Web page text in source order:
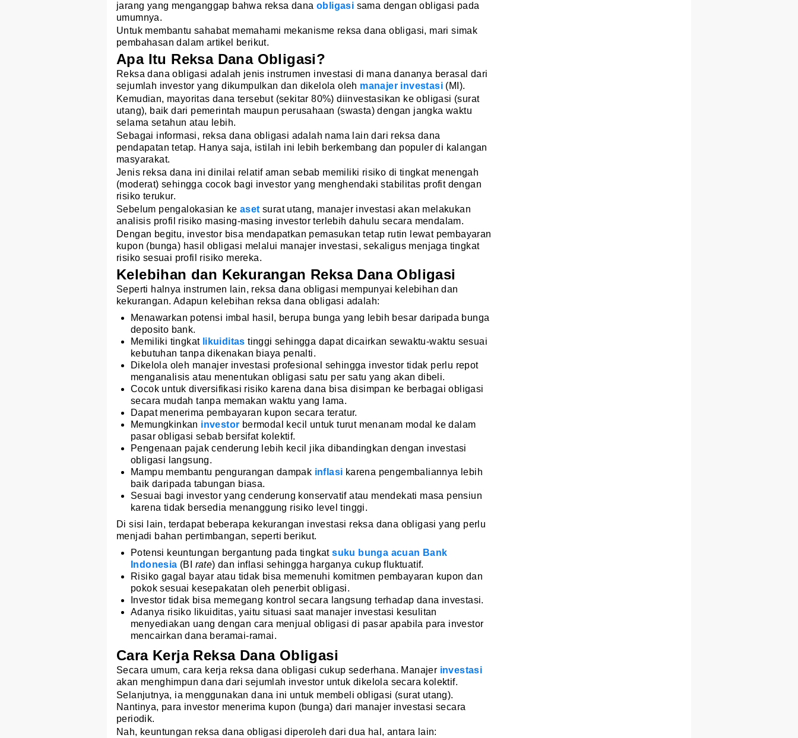
jarang yang menganggap bahwa reksa dana obligasi sama dengan obligasi pada
umumnya.
Untuk membantu sahabat memahami mekanisme reksa dana obligasi, mari simak
pembahasan dalam artikel berikut.
Apa Itu Reksa Dana Obligasi?
Reksa dana obligasi adalah jenis instrumen investasi di mana dananya berasal dari
sejumlah investor yang dikumpulkan dan dikelola oleh manajer investasi (MI).
Kemudian, mayoritas dana tersebut (sekitar 80%) diinvestasikan ke obligasi (surat
utang), baik dari pemerintah maupun perusahaan (swasta) dengan jangka waktu
selama setahun atau lebih.
Sebagai informasi, reksa dana obligasi adalah nama lain dari reksa dana
pendapatan tetap. Hanya saja, istilah ini lebih berkembang dan populer di kalangan
masyarakat.
Jenis reksa dana ini dinilai relatif aman sebab memiliki risiko di tingkat menengah
(moderat) sehingga cocok bagi investor yang menghendaki stabilitas profit dengan
risiko terukur.
Sebelum pengalokasian ke aset surat utang, manajer investasi akan melakukan
analisis profil risiko masing-masing investor terlebih dahulu secara mendalam.
Dengan begitu, investor bisa mendapatkan pemasukan tetap rutin lewat pembayaran
kupon (bunga) hasil obligasi melalui manajer investasi, sekaligus menjaga tingkat
risiko sesuai profil risiko mereka.
Kelebihan dan Kekurangan Reksa Dana Obligasi
Seperti halnya instrumen lain, reksa dana obligasi mempunyai kelebihan dan
kekurangan. Adapun kelebihan reksa dana obligasi adalah:
Menawarkan potensi imbal hasil, berupa bunga yang lebih besar daripada bunga
deposito bank.
Memiliki tingkat likuiditas tinggi sehingga dapat dicairkan sewaktu-waktu sesuai
kebutuhan tanpa dikenakan biaya penalti.
Dikelola oleh manajer investasi profesional sehingga investor tidak perlu repot
menganalisis atau menentukan obligasi satu per satu yang akan dibeli.
Cocok untuk diversifikasi risiko karena dana bisa disimpan ke berbagai obligasi
secara mudah tanpa memakan waktu yang lama.
Dapat menerima pembayaran kupon secara teratur.
Memungkinkan investor bermodal kecil untuk turut menanam modal ke dalam
pasar obligasi sebab bersifat kolektif.
Pengenaan pajak cenderung lebih kecil jika dibandingkan dengan investasi
obligasi langsung.
Mampu membantu pengurangan dampak inflasi karena pengembaliannya lebih
baik daripada tabungan biasa.
Sesuai bagi investor yang cenderung konservatif atau mendekati masa pensiun
karena tidak bersedia menanggung risiko level tinggi.
Di sisi lain, terdapat beberapa kekurangan investasi reksa dana obligasi yang perlu
menjadi bahan pertimbangan, seperti berikut.
Potensi keuntungan bergantung pada tingkatsuku bunga acuan Bank
Indonesia (BI rate) dan inflasi sehingga harganya cukup fluktuatif.
Risiko gagal bayar atau tidak bisa memenuhi komitmen pembayaran kupon dan
pokok sesuai kesepakatan oleh penerbit obligasi.
Investor tidak bisa memegang kontrol secara langsung terhadap dana investasi.
Adanya risiko likuiditas, yaitu situasi saat manajer investasi kesulitan
menyediakan uang dengan cara menjual obligasi di pasar apabila para investor
mencairkan dana beramai-ramai.
Cara Kerja Reksa Dana Obligasi
Secara umum, cara kerja reksa dana obligasi cukup sederhana. Manajer investasi
akan menghimpun dana dari sejumlah investor untuk dikelola secara kolektif.
Selanjutnya, ia menggunakan dana ini untuk membeli obligasi (surat utang).
Nantinya, para investor menerima kupon (bunga) dari manajer investasi secara
periodik.
Nah, keuntungan reksa dana obligasi diperoleh dari dua hal, antara lain: